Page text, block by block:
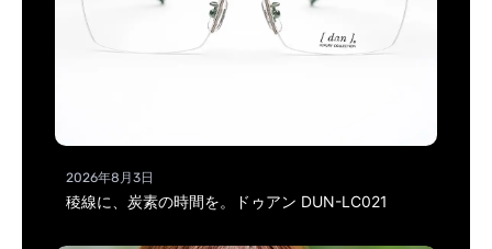
2026年8月3日
稜線に、炭素の時間を。ドゥアン DUN-LC021